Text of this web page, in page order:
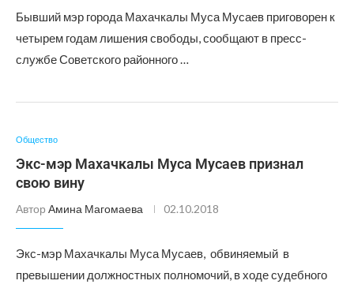
Бывший мэр города Махачкалы Муса Мусаев приговорен к
четырем годам лишения свободы, сообщают в пресс-
службе Советского районного …
Общество
Экс-мэр Махачкалы Муса Мусаев признал
свою вину
Автор Амина Магомаева 02.10.2018
Экс-мэр Махачкалы Муса Мусаев, обвиняемый в
превышении должностных полномочий, в ходе судебного